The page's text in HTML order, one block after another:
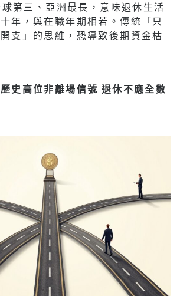
第三、亞洲最長，意味退休生活
年，與在職年期相若。傳統「只
支」的思維，恐導致後期資金枯
史高位非離場信號 退休不應全數